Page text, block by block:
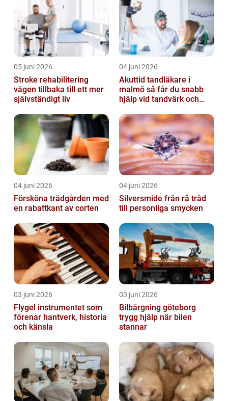
05 juni 2026
Stroke rehabilitering
vägen tillbaka till ett mer
självständigt liv
04 juni 2026
Akuttid tandläkare i
malmö så får du snabb
hjälp vid tandvärk och
04 juni 2026
Försköna trädgården med
en rabattkant av corten
04 juni 2026
Silversmide från rå tråd
till personliga smycken
03 juni 2026
Flygel instrumentet som
förenar hantverk, historia
och känsla
03 juni 2026
Bilbärgning göteborg
trygg hjälp när bilen
stannar